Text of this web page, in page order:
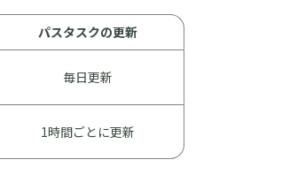
パスタスクの更新
毎日更新
1時間ごとに更新